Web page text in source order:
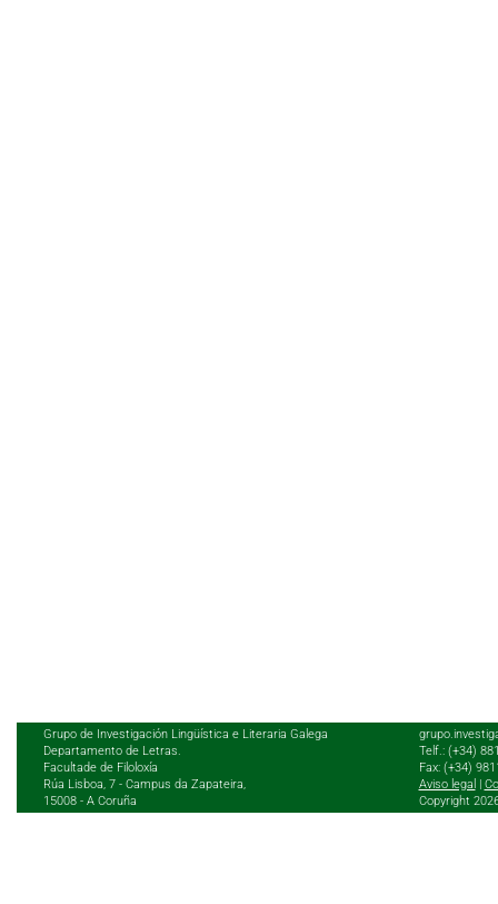
Grupo de Investigación Lingüística e Literaria Galega
Departamento de Letras.
Facultade de Filoloxía
Rúa Lisboa, 7 - Campus da Zapateira,
15008 - A Coruña
Telf.: (+34)
Fax: (+34)
Aviso legal |
Copyright